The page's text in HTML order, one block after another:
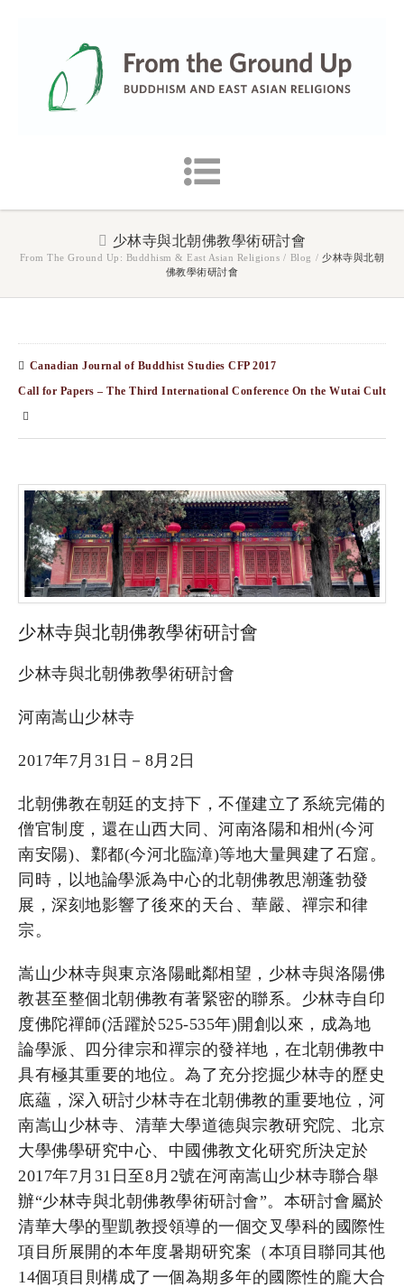
少林寺與北朝佛教學術研討會
From The Ground Up: Buddhism & East Asian Religions / Blog / 少林寺與北朝
佛教學術研討會
Canadian Journal of Buddhist Studies CFP 2017
Call for Papers – The Third International Conference On the Wutai Cult
少林寺與北朝佛教學術研討會
少林寺與北朝佛教學術研討會
河南嵩山少林寺
2017年7月31日－8月2日
北朝佛教在朝廷的支持下，不僅建立了系統完備的
僧官制度，還在山西大同、河南洛陽和相州(今河
南安陽)、鄴都(今河北臨漳)等地大量興建了石窟。
同時，以地論學派為中心的北朝佛教思潮蓬勃發
展，深刻地影響了後來的天台、華嚴、禪宗和律
宗。
嵩山少林寺與東京洛陽毗鄰相望，少林寺與洛陽佛
教甚至整個北朝佛教有著緊密的聯系。少林寺自印
度佛陀禪師(活躍於525-535年)開創以來，成為地
論學派、四分律宗和禪宗的發祥地，在北朝佛教中
具有極其重要的地位。為了充分挖掘少林寺的歷史
底蘊，深入研討少林寺在北朝佛教的重要地位，河
南嵩山少林寺、清華大學道德與宗教研究院、北京
大學佛學研究中心、中國佛教文化研究所決定於
2017年7月31日至8月2號在河南嵩山少林寺聯合舉
辦“少林寺與北朝佛教學術研討會”。本研討會屬於
清華大學的聖凱教授領導的一個交叉學科的國際性
項目所展開的本年度暑期研究案（本項目聯同其他
14個項目則構成了一個為期多年的國際性的龐大合